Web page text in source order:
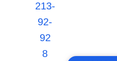
213-
92-
92
8